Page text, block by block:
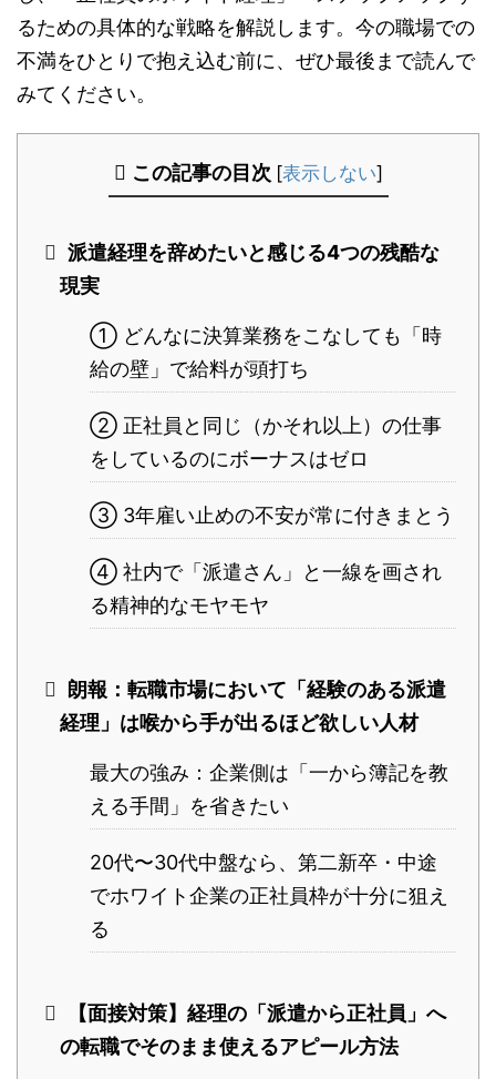
るための具体的な戦略を解説します。今の職場での
不満をひとりで抱え込む前に、ぜひ最後まで読んで
みてください。
この記事の目次 [表示しない]
派遣経理を辞めたいと感じる4つの残酷な
現実
① どんなに決算業務をこなしても「時
給の壁」で給料が頭打ち
② 正社員と同じ（かそれ以上）の仕事
をしているのにボーナスはゼロ
③ 3年雇い止めの不安が常に付きまとう
④ 社内で「派遣さん」と一線を画され
る精神的なモヤモヤ
朗報：転職市場において「経験のある派遣
経理」は喉から手が出るほど欲しい人材
最大の強み：企業側は「一から簿記を教
える手間」を省きたい
20代〜30代中盤なら、第二新卒・中途
でホワイト企業の正社員枠が十分に狙え
る
【面接対策】経理の「派遣から正社員」へ
の転職でそのまま使えるアピール方法